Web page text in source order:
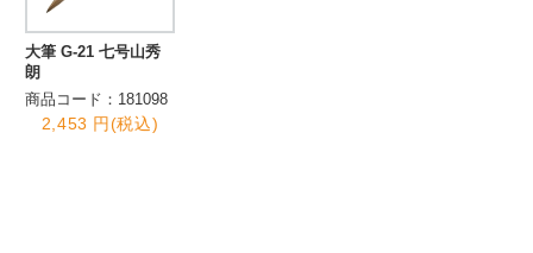
大筆 G-21 七号山秀
朗
商品コード：181098
2,453 円(税込)